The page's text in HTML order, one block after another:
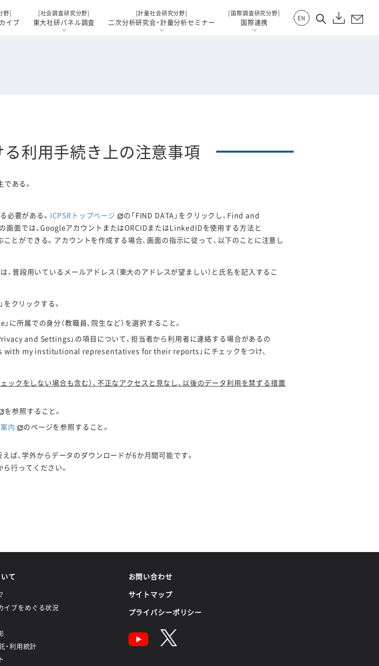
野]
イブ
[社会調査研究分野]
東大社研パネル調査
[計量社会研究分野]
二次分析研究会・計量分析セミナー
[国際調査研究分野]
国際連携 EN
利用手続き上の注意事項
ある。
必要がある。 ICPSRトップページ
の「FIND DATA」をクリックし、Find and
画面では、GoogleアカウントまたはORCIDまたはLinkedIDを使用する方法と
とができる。アカウントを作成する場合、画面の指示に従って、以下のことに注意し
、普段用いているメールアドレス（東大のアドレスが望ましい）と氏名を記入するこ
クリックする。
所属での身分（教職員、院生など）を選択すること。
and Settings」の項目について、担当者から利用者に連絡する場合があるの
with my institutional representatives for their reports」にチェックをつけ、
ックをしない場合も含む）、不正なアクセスと見なし、以後のデータ利用を禁ずる措置
を参照すること。
内
のページを参照すること。
ば、学外からデータのダウンロードが6か月間可能です。
行ってください。
て
イブをめぐる状況
・利用統計
お問い合わせ
サイトマップ
プライバシーポリシー